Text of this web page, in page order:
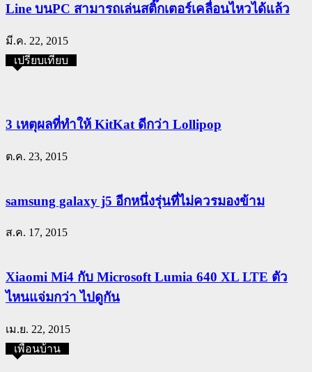
Line บนPC สามารถเล่นสติ๊กเตอร์เคลื่อนไหวได้แล้ว
มี.ค. 22, 2015
เปรียบเทียบ
3 เหตุผลที่ทำให้ KitKat ดีกว่า Lollipop
ต.ค. 23, 2015
samsung galaxy j5 อีกหนึ่งรุ่นที่ไม่ควรมองข้าม
ส.ค. 17, 2015
Xiaomi Mi4 กับ Microsoft Lumia 640 XL LTE ตัว
ไหนแจ่มกว่า ไปดูกัน
เม.ย. 22, 2015
เพื่อนบ้าน